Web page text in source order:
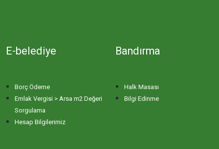
E-belediye
Borç Ödeme
Emlak Vergisi > Arsa m2 Değeri
Sorgulama
Hesap Bilgilerimiz
Bandırma
Halk Masası
Bilgi Edinme